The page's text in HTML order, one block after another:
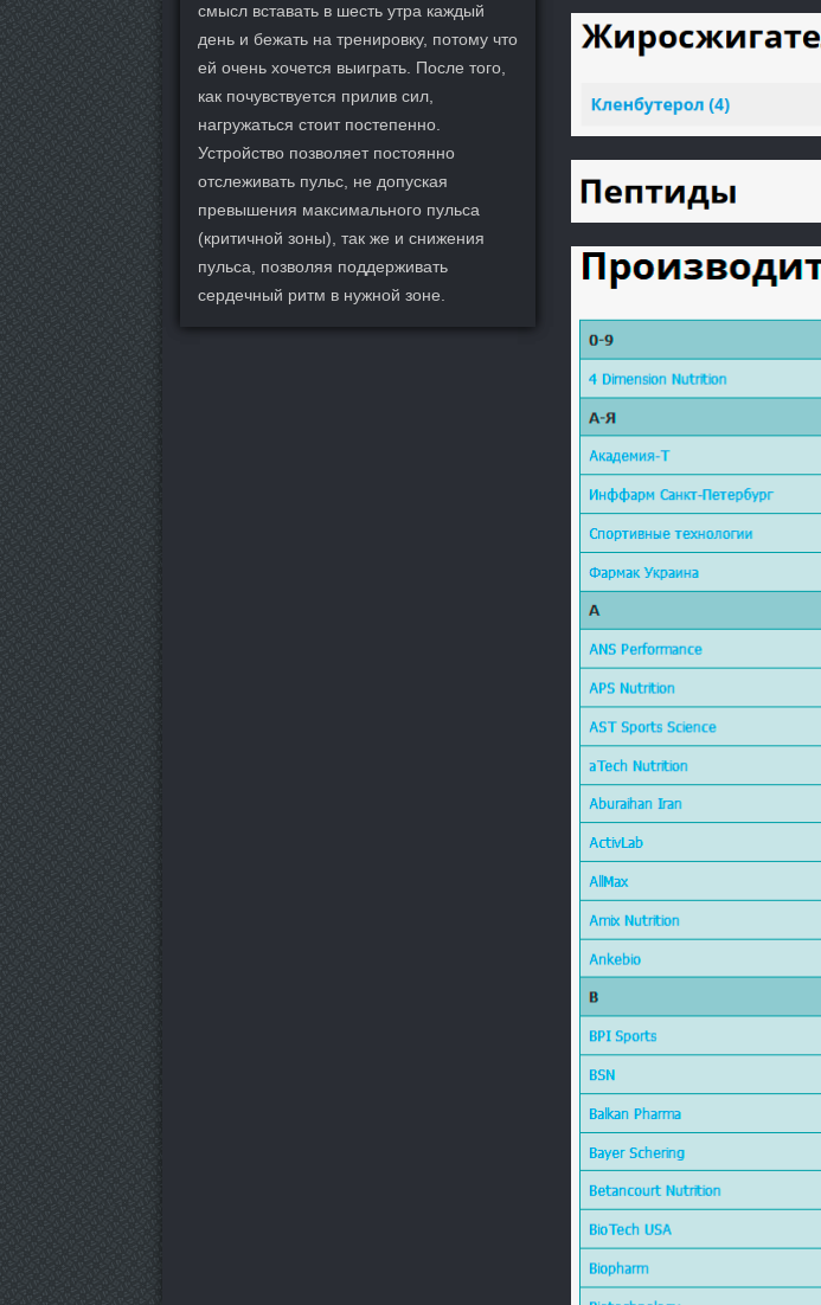
смысл вставать в шесть утра каждый
день и бежать на тренировку, потому что
ей очень хочется выиграть. После того,
как почувствуется прилив сил,
нагружаться стоит постепенно.
Устройство позволяет постоянно
отслеживать пульс, не допуская
превышения максимального пульса
(критичной зоны), так же и снижения
пульса, позволяя поддерживать
сердечный ритм в нужной зоне.